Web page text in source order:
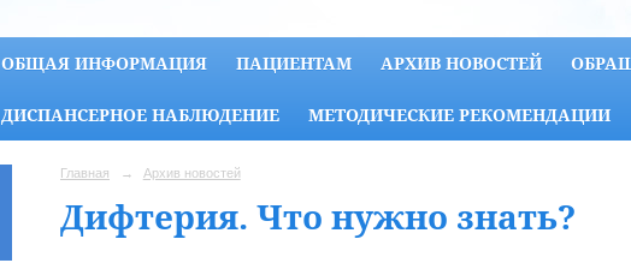
ОБЩАЯ ИНФОРМАЦИЯ ПАЦИЕНТАМ АРХИВ НОВОСТЕЙ
ДИСПАНСЕРНОЕ НАБЛЮДЕНИЕ МЕТОДИЧЕСКИЕ РЕКОМЕНДАЦИИ
Главная → Архив новостей
Дифтерия. Что нужно знать?